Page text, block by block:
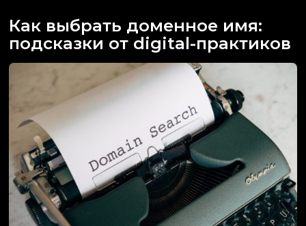
Как выбрать доменное имя:
подсказки от digital-практиков